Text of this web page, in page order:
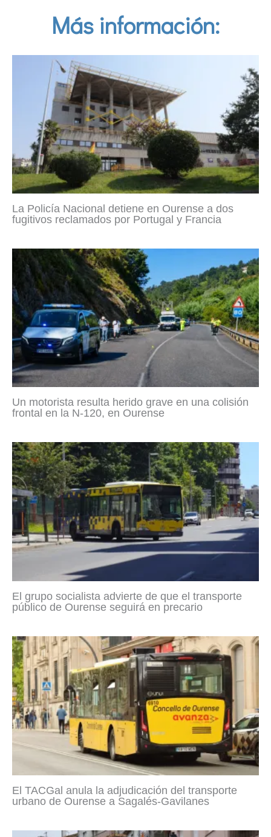
Más información:
La Policía Nacional detiene en Ourense a dos
fugitivos reclamados por Portugal y Francia
Un motorista resulta herido grave en una colisión
frontal en la N-120, en Ourense
El grupo socialista advierte de que el transporte
público de Ourense seguirá en precario
El TACGal anula la adjudicación del transporte
urbano de Ourense a Sagalés-Gavilanes